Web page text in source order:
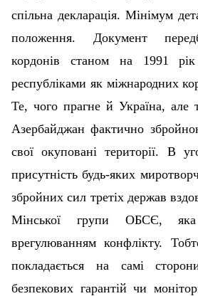
спільна декларація. Мінімум
положення. Документ
кордонів станом на 1991
республіками як міжнародних
Те, чого прагне й Україна, але
Азербайджан фактично
свої окуповані території. В
присутність будь-яких
збройних сил третіх держав
Мінської групи ОБСЄ,
врегулюванням конфлікту.
покладається на самі
безпекових гарантій чи